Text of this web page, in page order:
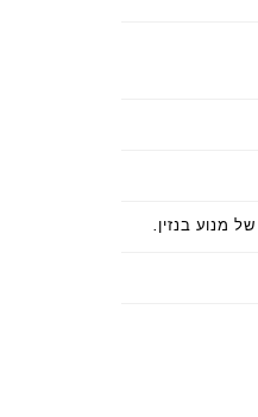
של מנוע בנזין.